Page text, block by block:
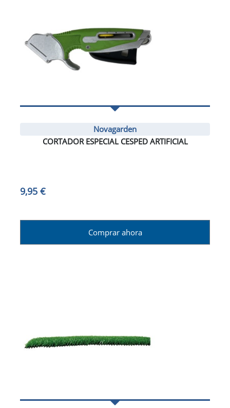
Novagarden
CORTADOR ESPECIAL CESPED ARTIFICIAL
9,95 €
Comprar ahora